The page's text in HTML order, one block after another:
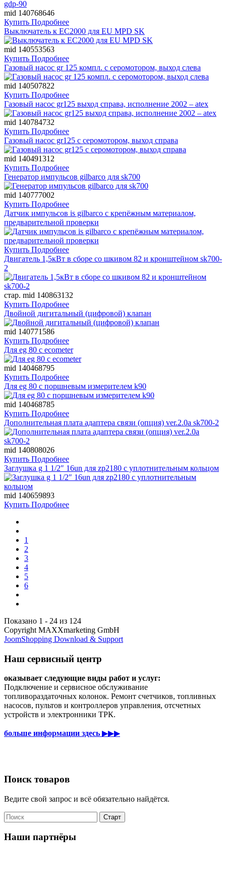
mid 140768646
Купить Подробнее
Выключатель к EC2000 для EU MPD SK
mid 140553563
Купить Подробнее
Газовый насос gr 125 компл. с серомотором, выход слева
mid 140507822
Купить Подробнее
Газовый насос gr125 выход справа, исполнение 2002 – atex
mid 140784732
Купить Подробнее
Газовый насос gr125 с серомотором, выход справа
mid 140491312
Купить Подробнее
Генератор импульсов gilbarco для sk700
mid 140777002
Купить Подробнее
Датчик импульсов is gilbarco c крепёжным материалом,
предварительной проверки
Купить Подробнее
Двигатель 1,5кВт в сборе со шкивом 82 и кронштейном sk700-
2
стар. mid 140863132
Купить Подробнее
Двойной дигитальный (цифровой) клапан
mid 140771586
Купить Подробнее
Для eg 80 с ecometer
mid 140468795
Купить Подробнее
Для eg 80 с поршневым измерителем k90
mid 140468785
Купить Подробнее
Дополнительная плата адаптера связи (опция) ver.2.0a sk700-2
mid 140808026
Купить Подробнее
Заглушка g 1 1/2″ 16un для zp2180 с уплотнительным кольцом
mid 140659893
Купить Подробнее
1
2
3
4
5
6
Показано 1 - 24 из 124
Copyright MAXXmarketing GmbH
JoomShopping Download & Support
Наш сервисный центр
оказывает следующие виды работ и услуг:
Подключение и сервисное обслуживание
топливораздаточных колонок. Ремонт счетчиков, топливных
насосов, пультов и контроллеров управления, отсчетных
устройств и электронники ТРК.
больше информации здесь ▶▶▶
Поиск товаров
Ведите свой запрос и всё обязательно найдётся.
Наши партнёры